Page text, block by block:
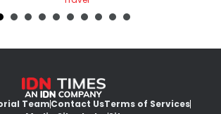
TeamContact UsTerms of Services